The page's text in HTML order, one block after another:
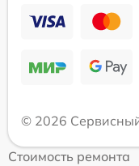
© 2026
Стоимость ремонта